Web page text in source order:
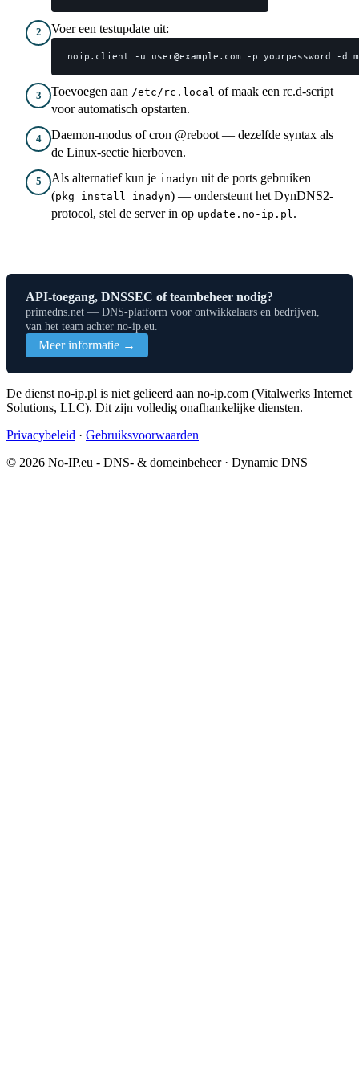
2 Voer een testupdate uit:
noip.client -u user@example.com -p yourpassword -d
3 Toevoegen aan /etc/rc.local of maak een rc.d-script
voor automatisch opstarten.
4
Daemon-modus of cron @reboot — dezelfde syntax als
de Linux-sectie hierboven.
5 Als alternatief kun je inadyn uit de ports gebruiken
(pkg install inadyn) — ondersteunt het DynDNS2-
protocol, stel de server in op update.no-ip.pl .
API-toegang, DNSSEC of teambeheer nodig?
primedns.net — DNS-platform voor ontwikkelaars en bedrijven,
van het team achter no-ip.eu.
Meer informatie →
De dienst no-ip.pl is niet gelieerd aan no-ip.com (Vitalwerks Internet
Solutions, LLC). Dit zijn volledig onafhankelijke diensten.
Privacybeleid · Gebruiksvoorwaarden
© 2026 No-IP.eu - DNS- & domeinbeheer · Dynamic DNS